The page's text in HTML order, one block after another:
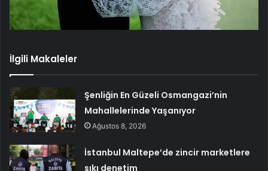
İlgili Makaleler
Şenliğin En Güzeli Osmangazi’nin
Mahallelerinde Yaşanıyor
Ağustos 8, 2026
İstanbul Maltepe’de zincir marketlere
sıkı denetim